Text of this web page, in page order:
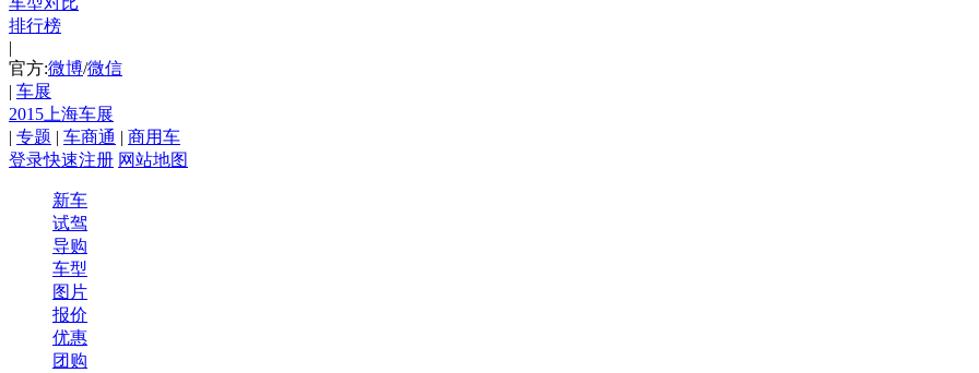
排行榜
|
官方:微博/微信
| 车展
2015上海车展
| 专题 | 车商通 | 商用车
登录快速注册 网站地图
新车
试驾
导购
车型
图片
报价
优惠
团购